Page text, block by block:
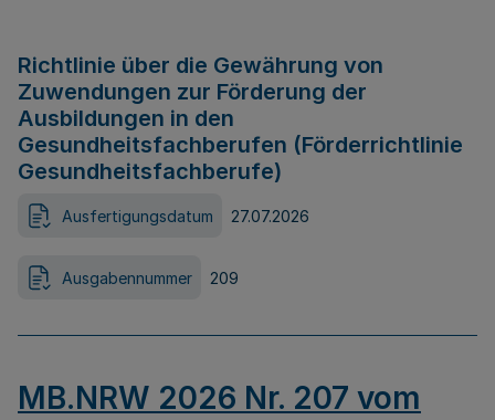
Richtlinie über die Gewährung von
Zuwendungen zur Förderung der
Ausbildungen in den
Gesundheitsfachberufen (Förderrichtlinie
Gesundheitsfachberufe)
Ausfertigungsdatum 27.07.2026
Ausgabennummer 209
MB.NRW 2026 Nr. 207 vom